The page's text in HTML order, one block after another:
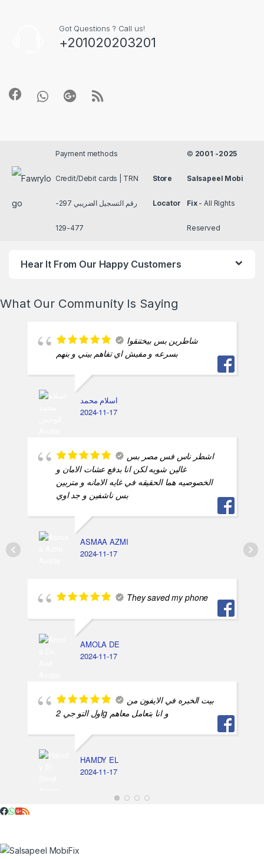
Got Questions ? Call us!
+201020203201
Payment methods
Credit/Debit cards | TRN
رقم التسجيل الضريبي 297-
477-129
Store
Locator
© 2001 -2025
Salsapeel Mobi
Fix- All Rights
Reserved
Hear It From Our Happy Customers
What Our Community Is Saying
شاطرين بس بيختنقوا
بسرعه و مفيش اي تفاهم بيني و بنهم
اسلام محمد
2024-11-17
اشطر ناس فس مصر بس
غالين شويه لكن انا بدفع عشات الامان و
الخصوصيه هما الحقيقه في غايه الامانه و متربين
بس ناشفين و جد اوي
ASMAA AZMI
2024-11-17
They saved my phone
AMOLA DE
2024-11-17
بيت الخبره في الايفون من
اول التو جي 2g و انا بتعامل معاهم
HAMDY EL
2024-11-17